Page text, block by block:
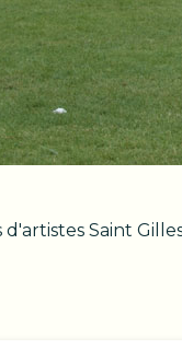
d'artistes Saint